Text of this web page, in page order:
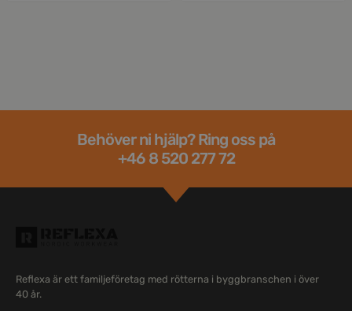
Behöver ni hjälp? Ring oss på
+46 8 520 277 72
Reflexa är ett familjeföretag med rötterna i byggbranschen i över
40 år.